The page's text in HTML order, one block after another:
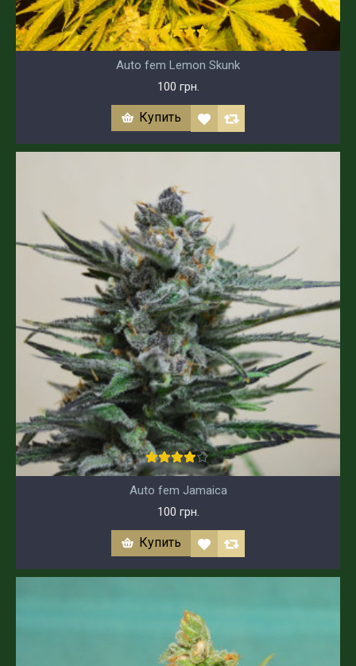
Auto fem Lemon Skunk
100 грн.
Купить
Auto fem Jamaica
100 грн.
Купить